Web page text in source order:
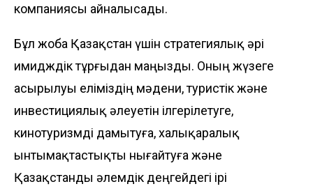
компаниясы айналысады.
Бұл жоба Қазақстан үшін стратегиялық әрі
имидждік тұрғыдан маңызды. Оның жүзеге
асырылуы еліміздің мәдени, туристік және
инвестициялық әлеуетін ілгерілетуге,
кинотуризмді дамытуға, халықаралық
ынтымақтастықты нығайтуға және
Қазақстанды әлемдік деңгейдегі ірі